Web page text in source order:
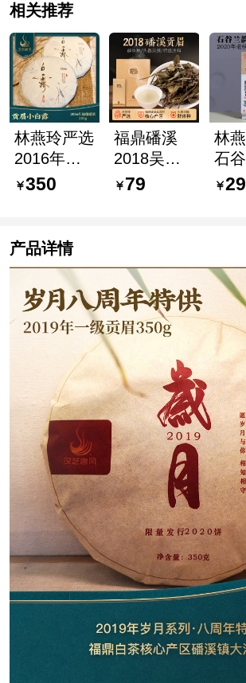
相关推荐
林燕玲严选
2016年贡
眉 小白露
350
福鼎磻溪
2018吴洋
村贡眉 群
79
林
石
枞29
产品详情